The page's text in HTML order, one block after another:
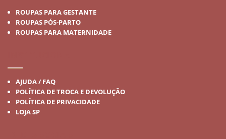
ROUPAS PARA GESTANTE
ROUPAS PÓS-PARTO
ROUPAS PARA MATERNIDADE
AJUDA / FAQ
POLÍTICA DE TROCA E DEVOLUÇÃO
POLÍTICA DE PRIVACIDADE
LOJA SP